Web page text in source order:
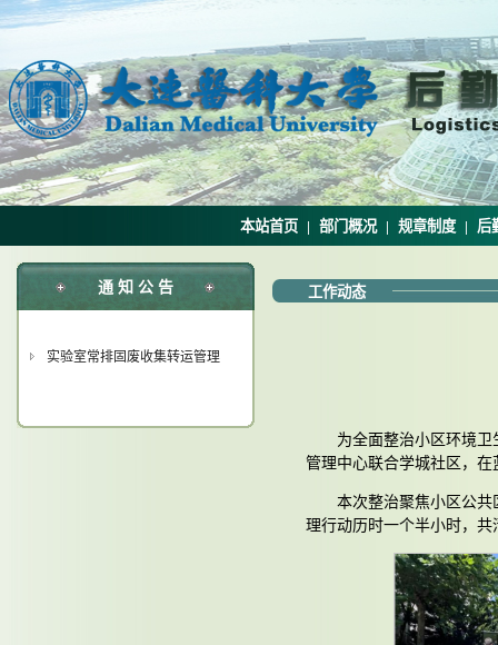
本站首页 | 部门概况 | 规章制度 | 后
通 知 公 告
实验室常排固废收集转运管理
工作动态
为全面整治小区环境
管理中心联合学城社区，
本次整治聚焦小区公
理行动历时一个半小时，